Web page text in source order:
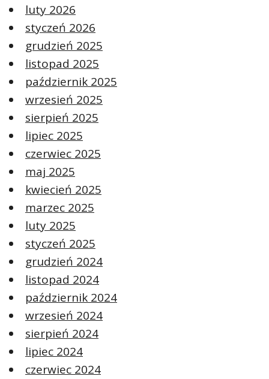
luty 2026
styczeń 2026
grudzień 2025
listopad 2025
październik 2025
wrzesień 2025
sierpień 2025
lipiec 2025
czerwiec 2025
maj 2025
kwiecień 2025
marzec 2025
luty 2025
styczeń 2025
grudzień 2024
listopad 2024
październik 2024
wrzesień 2024
sierpień 2024
lipiec 2024
czerwiec 2024